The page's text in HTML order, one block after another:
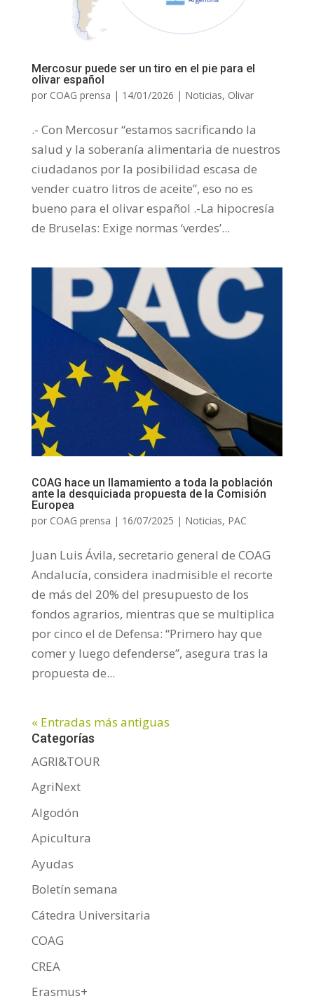
Mercosur puede ser un tiro en el pie para el
olivar español
por COAG prensa | 14/01/2026 | Noticias, Olivar
.- Con Mercosur “estamos sacrificando la
salud y la soberanía alimentaria de nuestros
ciudadanos por la posibilidad escasa de
vender cuatro litros de aceite”, eso no es
bueno para el olivar español .-La hipocresía
de Bruselas: Exige normas ‘verdes’...
COAG hace un llamamiento a toda la población
ante la desquiciada propuesta de la Comisión
Europea
por COAG prensa | 16/07/2025 | Noticias, PAC
Juan Luis Ávila, secretario general de COAG
Andalucía, considera inadmisible el recorte
de más del 20% del presupuesto de los
fondos agrarios, mientras que se multiplica
por cinco el de Defensa: “Primero hay que
comer y luego defenderse”, asegura tras la
propuesta de...
« Entradas más antiguas
Categorías
AGRI&TOUR
AgriNext
Algodón
Apicultura
Ayudas
Boletín semana
Cátedra Universitaria
COAG
CREA
Erasmus+